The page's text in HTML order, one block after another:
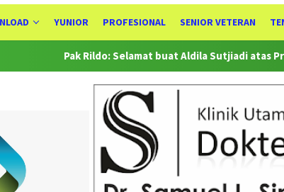
YUNIOR PROFESIONAL SENIOR VETERAN
Selamat buat Aldila Sutjiadi atas Prestasinya sebagai